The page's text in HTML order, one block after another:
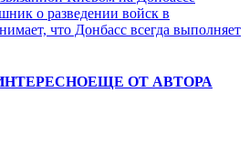
о разведении войск в
что Донбасс всегда выполняет
ЕЩЕ ОТ АВТОРА